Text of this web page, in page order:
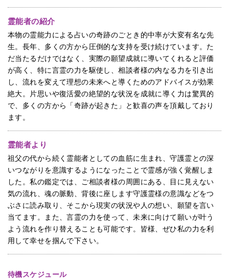
霊能者の紹介
本物の霊能力による占いの奇跡のごとき的中率が大変有名な先
生。長年、多くの方から圧倒的な支持を受け続けています。た
だ当たるだけではなく、実際の願望成就に導いてくれると評価
が高く、特に言霊の力を駆使し、相談者様の内なる力を引き出
し、流れを変えて理想の未来へと導くためのアドバイスが効果
絶大。片思いや復活愛の絶望的な状況を成就に導く力は驚異的
で、多くの方から「奇跡が起きた」と歓喜の声を頂戴しており
ます。
霊能者より
祖父の代から続く霊能者としての血筋に生まれ、守護霊との深
いつながりを意識するようになったことで霊感が強く覚醒しま
した。私の鑑定では、ご相談者様の周囲にある、目に見えない
気の流れ、魂の脈動、背後に座します守護霊様の意識などをつ
ぶさに読み取り、そこから現実の状況や人の想い、願望を言い
当てます。また、言霊の力を使って、未来に向けて願いが叶う
よう流れを作り替えることも可能です。皆様、ぜひ私の力を利
用して幸せを掴んで下さい。
待機スケジュール